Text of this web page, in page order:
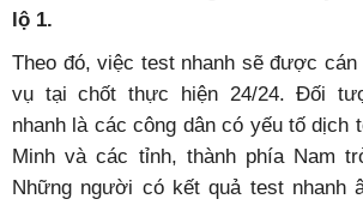
lộ 1.
Theo đó, việc test nhanh sẽ được cán
vụ tại chốt thực hiện 24/24. Đối
nhanh là các công dân có yếu tố dịch
Minh và các tỉnh, thành phía Nam
Những người có kết quả test nhanh